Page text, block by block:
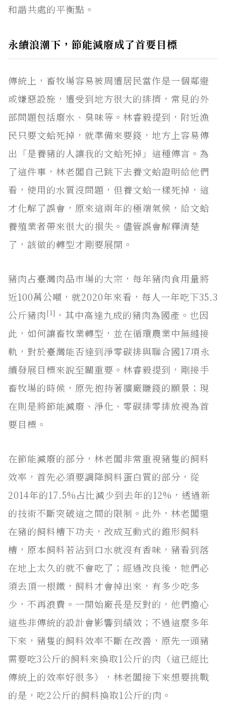
和諧共處的平衡點。
永續浪潮下，節能減廢成了首要目標
傳統上，畜牧場容易被周遭居民當作是一個鄰避
或嫌惡設施，遭受到地方很大的排擠，常見的外
部問題包括廢水、臭味等。林睿毅提到，附近漁
民只要文蛤死掉，就準備來要錢，地方上容易傳
出「是養豬的人讓我的文蛤死掉」這種傳言。為
了這件事，林老闆自己跳下去養文蛤證明給他們
看，使用的水質沒問題，但養文蛤一樣死掉，這
才化解了誤會，原來這兩年的極端氣候，給文蛤
養殖業者帶來很大的損失。儘管誤會解釋清楚
了，該做的轉型才剛要展開。
豬肉占臺灣肉品市場的大宗，每年豬肉食用量將
近100萬公噸，就2020年來看，每人一年吃下35.3
公斤豬肉 [1] ，其中高達九成的豬肉為國產。也因
此，如何讓畜牧業轉型，並在循環農業中無縫接
軌，對於臺灣能否達到淨零碳排與聯合國17項永
續發展目標來說至關重要。林睿毅提到，剛接手
畜牧場的時候，原先抱持著擴廠賺錢的願景；現
在則是將節能減廢、淨化、零碳排零排放視為首
要目標。
在節能減廢的部分，林老闆非常重視豬隻的飼料
效率，首先必須要調降飼料蛋白質的部分，從
2014年的17.5%占比減少到去年的12%，透過新
的技術不斷突破這之間的限制。此外，林老闆還
在豬的飼料槽下功夫，改成互動式的錐形飼料
槽，原本飼料若沾到口水就沒有香味，豬看到落
在地上太久的就不會吃了；經過改良後，牠們必
須去頂一根鐵，飼料才會掉出來，有多少吃多
少，不再浪費。一開始廠長是反對的，他們擔心
這些非傳統的設計會影響到績效；不過這麼多年
下來，豬隻的飼料效率不斷在改善，原先一頭豬
需要吃3公斤的飼料來換取1公斤的肉（這已經比
傳統上的效率好很多），林老闆接下來想要挑戰
的是，吃2公斤的飼料換取1公斤的肉。